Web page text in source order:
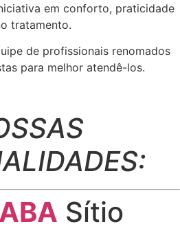
em conforto, praticidade
tratamento.
de profissionais renomados
para melhor atendê-los.
Sítio